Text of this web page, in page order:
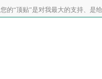
您的“顶贴”是对我最大的支持、是